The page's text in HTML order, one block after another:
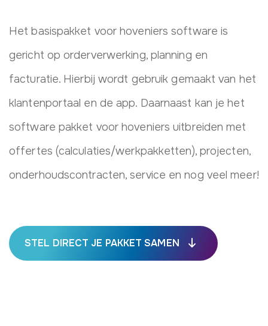
Het basispakket voor hoveniers software is
gericht op orderverwerking, planning en
facturatie. Hierbij wordt gebruik gemaakt van het
klantenportaal en de app. Daarnaast kan je het
software pakket voor hoveniers uitbreiden met
offertes (calculaties/werkpakketten), projecten,
onderhoudscontracten, service en nog veel meer!
STEL DIRECT JE PAKKET SAMEN